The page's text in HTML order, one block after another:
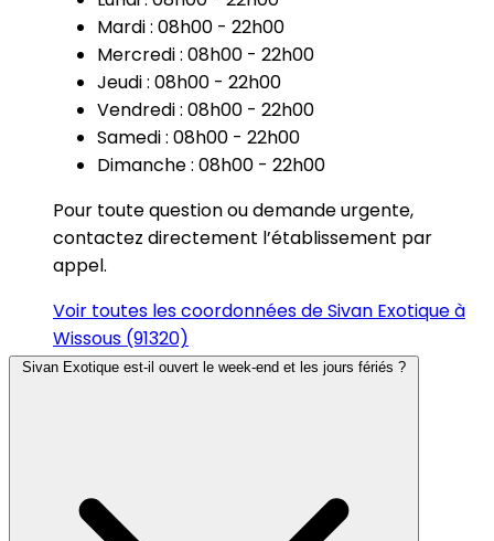
Mardi : 08h00 - 22h00
Mercredi : 08h00 - 22h00
Jeudi : 08h00 - 22h00
Vendredi : 08h00 - 22h00
Samedi : 08h00 - 22h00
Dimanche : 08h00 - 22h00
Pour toute question ou demande urgente,
contactez directement l’établissement par
appel.
Voir toutes les coordonnées de Sivan Exotique à
Wissous (91320)
Sivan Exotique est-il ouvert le week-end et les jours fériés ?